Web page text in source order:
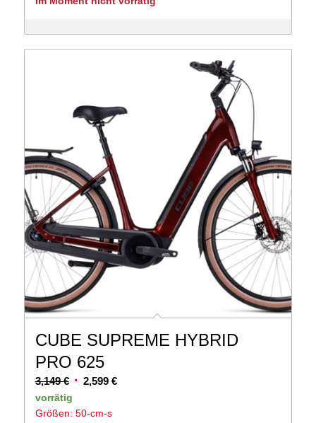
3,899 €
2,999 €.
CUBE SUPREME HYBRID
PRO 625
3,149€ Ursprünglicher
Preis
war:
2,599 €Aktueller
vorrätig
Größen: 50-cm-s